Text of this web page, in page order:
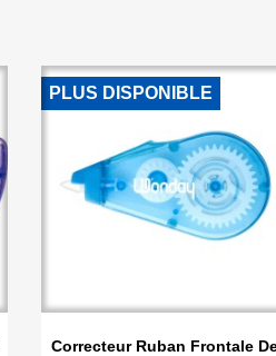

Correcteur Ruban Frontale
PLUS DISPONIBLE